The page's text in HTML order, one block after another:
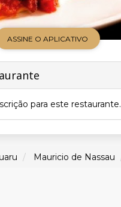
ASSINE O APLICATIVO
para este restaurante.
Mauricio de Nassau